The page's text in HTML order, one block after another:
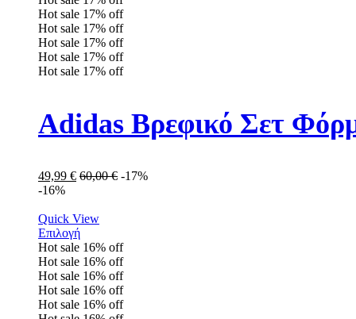
Hot sale 17% off
Hot sale 17% off
Hot sale 17% off
Hot sale 17% off
Hot sale 17% off
Adidas Βρεφικό Σετ
49,99 € 60,00€ -17%
-16%
Quick View
Επιλογή
Hot sale 16% off
Hot sale 16% off
Hot sale 16% off
Hot sale 16% off
Hot sale 16% off